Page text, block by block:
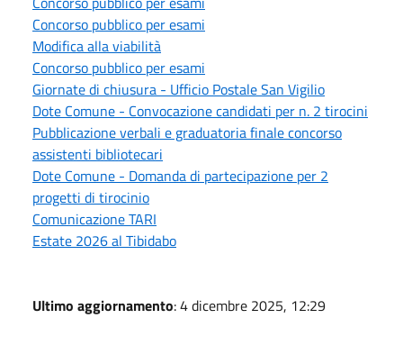
Concorso pubblico per esami
Modifica alla viabilità
Concorso pubblico per esami
Giornate di chiusura - Ufficio Postale San Vigilio
Dote Comune - Convocazione candidati per n. 2 tirocini
Pubblicazione verbali e graduatoria finale concorso
assistenti bibliotecari
Dote Comune - Domanda di partecipazione per 2
progetti di tirocinio
Comunicazione TARI
Estate 2026 al Tibidabo
Ultimo aggiornamento: 4 dicembre 2025, 12:29